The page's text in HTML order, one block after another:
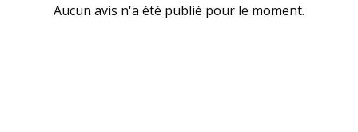
Aucun avis n'a été publié pour le moment.